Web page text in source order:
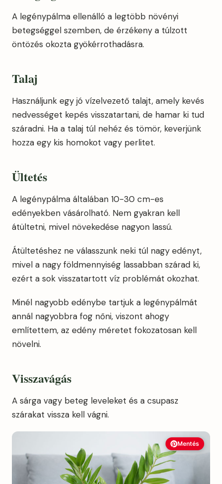
A legénypálma ellenálló a legtöbb növényi
betegséggel szemben, de érzékeny a túlzott
öntözés okozta gyökérrothadásra.
Talaj
Használjunk egy jó vízelvezető talajt, amely kevés
nedvességet kepés visszatartani, de hamar ki tud
száradni. Ha a talaj túl nehéz és tömör, keverjünk
hozza egy kis homokot vagy perlitet.
Ültetés
A legénypálma általában 10-30 cm-es
edényekben vásárolható. Nem gyakran kell
átültetni, mivel növekedése nagyon lassú.
Átültetéshez ne válasszunk neki túl nagy edényt,
mivel a nagy földmennyiség lassabban szárad ki,
ezért a sok visszatartott víz problémát okozhat.
Minél nagyobb edénybe tartjuk a legénypálmát
annál nagyobbra fog nőni, viszont ahogy
említettem, az edény méretet fokozatosan kell
növelni.
Visszavágás
A sárga vagy beteg leveleket és a csupasz
szárakat vissza kell vágni.
Mentés